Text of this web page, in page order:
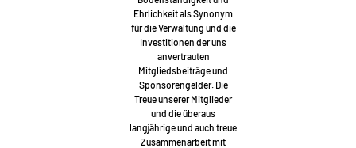
Ehrlichkeit als Synonym
für die Verwaltung und die
Investitionen der uns
anvertrauten
Mitgliedsbeiträge und
Sponsorengelder. Die
Treue unserer Mitglieder
und die überaus
langjährige und auch treue
Zusammenarbeit mit